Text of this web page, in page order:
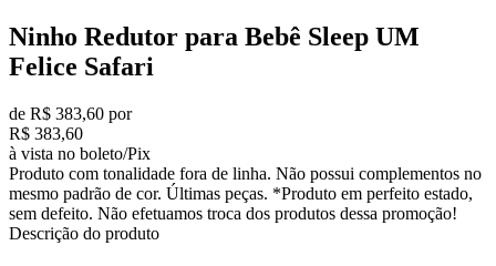
Ninho Redutor para Bebê Sleep UM
Felice Safari
de R$ 383,60 por
R$ 383,60
à vista no boleto/Pix
Produto com tonalidade fora de linha. Não possui complementos no
mesmo padrão de cor. Últimas peças. *Produto em perfeito estado,
sem defeito. Não efetuamos troca dos produtos dessa promoção!
Descrição do produto